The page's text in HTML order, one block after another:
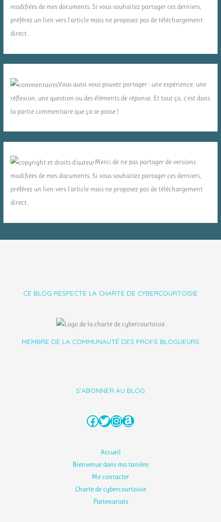
modifiées de mes documents. Si vous souhaitez partager ces derniers,
préférez un lien vers l'article mais ne proposez pas de téléchargement
direct.
Vous aussi vous pouvez partager : une expérience, une
réflexion, une question ou des éléments de réponse. Et tout ça, c'est dans
la partie commentaire que ça se passe !
Merci de ne pas partager de versions
modifiées de mes documents. Si vous souhaitez partager ces derniers,
préférez un lien vers l'article mais ne proposez pas de téléchargement
direct.
CE BLOG RESPECTE LA CHARTE DE CYBERCOURTOISIE
MEMBRE DE LA COMMUNAUTÉ DES PROFS BLOGUEURS
S'ABONNER AU BLOG
Facebook
Twitter
Instagram
Amazon
Accueil
Bienvenue dans ma tanière
Me contacter
Charte de cybercourtoisie
Partenariats